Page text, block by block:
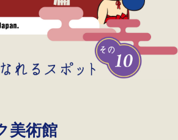
美術館